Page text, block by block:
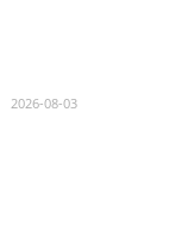
2026-08-03